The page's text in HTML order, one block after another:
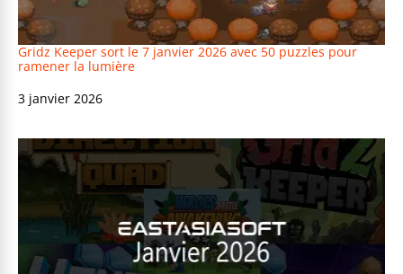
Gridz Keeper sort le 7 janvier 2026 avec 50 puzzles pour
ramener la lumière
Date
3 janvier 2026